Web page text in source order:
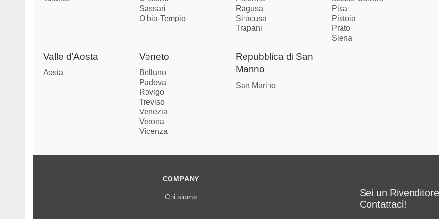
Sassari
Olbia-Tempio
Ragusa
Siracusa
Trapani
Pisa
Pistoia
Prato
Siena
Valle d'Aosta
Aosta
Veneto
Belluno
Padova
Rovigo
Treviso
Venezia
Verona
Vicenza
Repubblica di San
Marino
San Marino
COMPANY
Chi siamo
Sei un
Contattaci!